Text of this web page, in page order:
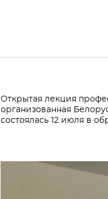
Открытая лекция
организованная
состоялась 12 июля в